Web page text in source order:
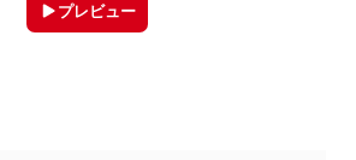
プレビュー